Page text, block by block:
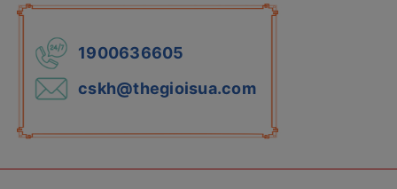
1900636605
cskh@thegioisua.com